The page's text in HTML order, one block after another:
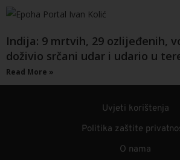
Indija: 9 mrtvih, 29 ozlijeđenih,
doživio srčani udar i udario u
Read More »
Uvjeti korištenja
Politika zaštite
O nama